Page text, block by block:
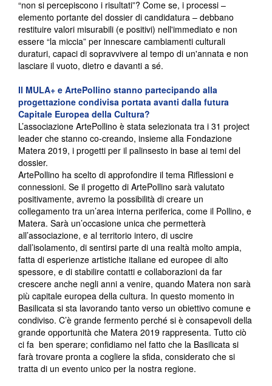
“non si percepiscono i risultati”? Come se, i processi –
elemento portante del dossier di candidatura – debbano
restituire valori misurabili (e positivi) nell'immediato e non
essere “la miccia” per innescare cambiamenti culturali
duraturi, capaci di sopravvivere al tempo di un'annata e non
lasciare il vuoto, dietro e davanti a sé.
Il MULA+ e ArtePollino stanno partecipando alla
progettazione condivisa portata avanti dalla futura
Capitale Europea della Cultura?
L’associazione ArtePollino è stata selezionata tra i 31 project
leader che stanno co-creando, insieme alla Fondazione
Matera 2019, i progetti per il palinsesto in base ai temi del
dossier.
ArtePollino ha scelto di approfondire il tema Riflessioni e
connessioni. Se il progetto di ArtePollino sarà valutato
positivamente, avremo la possibilità di creare un
collegamento tra un’area interna periferica, come il Pollino, e
Matera. Sarà un’occasione unica che permetterà
all’associazione, e al territorio intero, di uscire
dall’isolamento, di sentirsi parte di una realtà molto ampia,
fatta di esperienze artistiche italiane ed europee di alto
spessore, e di stabilire contatti e collaborazioni da far
crescere anche negli anni a venire, quando Matera non sarà
più capitale europea della cultura. In questo momento in
Basilicata si sta lavorando tanto verso un obiettivo comune e
condiviso. C’è grande fermento perché si è consapevoli della
grande opportunità che Matera 2019 rappresenta. Tutto ciò
ci fa ben sperare; confidiamo nel fatto che la Basilicata si
farà trovare pronta a cogliere la sfida, considerato che si
tratta di un evento unico per la nostra regione.